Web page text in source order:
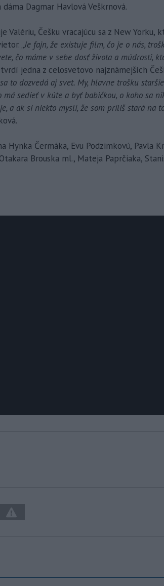
Dagmar Havlová Veškrnová.
Valériu, Češku vracajúcu sa z New Yorku,
„Je fajn, že existuje film, čo je o nás,
čo máme v sebe dosť života a múdrosti,
tvrdí jedna z celosvetovo najznámejších
to dozvedá aj svet. My, hlavne trošku
sedieť v kúte a byť babičkou, o koho sa
a ak si niekto myslí, že som príliš stará na
Hynka Čermáka, Evu Podzimkovú, Pavla
Brouska ml., Mateja Paprčiaka,